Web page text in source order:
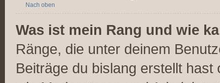
Nach oben
Was ist mein Rang und wie
Ränge, die unter deinem
Beiträge du bislang erstellt